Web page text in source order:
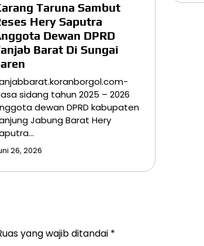
Taruna Sambut
Hery Saputra
Dewan DPRD
Barat Di Sungai
sidang tahun 2025 – 2026
dewan DPRD kabupaten
Jabung Barat Hery
26, 2026
yang wajib ditandai *